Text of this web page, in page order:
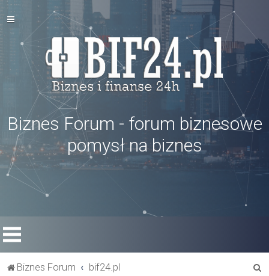
Biznes Forum - forum biznesowe
pomysł na biznes
Biznes Forum bif24.pl